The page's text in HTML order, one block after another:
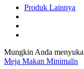
Produk Lainnya
Mungkin Anda
Meja Makan Minimalis